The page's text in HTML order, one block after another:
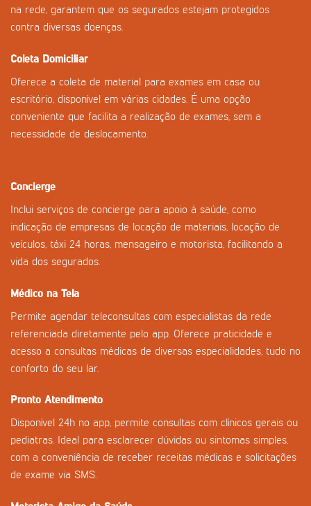
na rede, garantem que os segurados estejam protegidos
contra diversas doenças.
Coleta Domiciliar
Oferece a coleta de material para exames em casa ou
escritório, disponível em várias cidades. É uma opção
conveniente que facilita a realização de exames, sem a
necessidade de deslocamento.
Concierge
Inclui serviços de concierge para apoio à saúde, como
indicação de empresas de locação de materiais, locação de
veículos, táxi 24 horas, mensageiro e motorista, facilitando a
vida dos segurados.
Médico na Tela
Permite agendar teleconsultas com especialistas da rede
referenciada diretamente pelo app. Oferece praticidade e
acesso a consultas médicas de diversas especialidades, tudo no
conforto do seu lar.
Pronto Atendimento
Disponível 24h no app, permite consultas com clínicos gerais ou
pediatras. Ideal para esclarecer dúvidas ou sintomas simples,
com a conveniência de receber receitas médicas e solicitações
de exame via SMS.